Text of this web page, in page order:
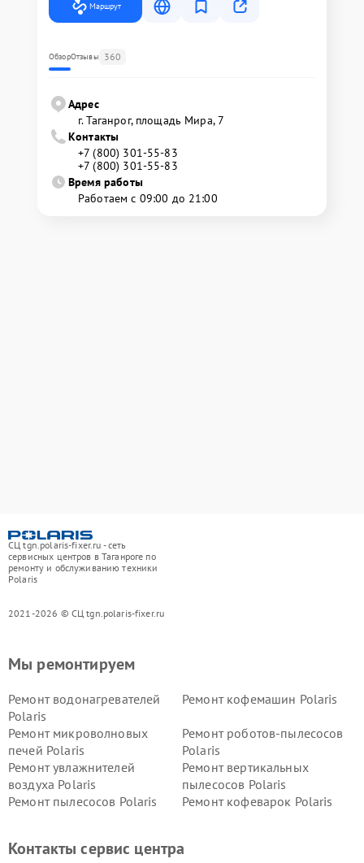
Маршрут
ОбзорОтзывы 360
Адрес
г. Таганрог, площадь Мира, 7
Контакты
+7 (800) 301-55-83
+7 (800) 301-55-83
Время работы
Работаем с 09:00 до 21:00
СЦ tgn.polaris-fixer.ru - сеть
сервисных центров в Таганроге по
ремонту и обслуживанию техники
Polaris
2021-2026 © СЦ tgn.polaris-fixer.ru
Мы ремонтируем
Ремонт водонагревателей
Polaris
Ремонт кофемашин Polaris
Ремонт микроволновых
печей Polaris
Ремонт роботов-пылесосов
Polaris
Ремонт увлажнителей
воздуха Polaris
Ремонт вертикальных
пылесосов Polaris
Ремонт пылесосов Polaris
Ремонт кофеварок Polaris
Контакты сервис центра